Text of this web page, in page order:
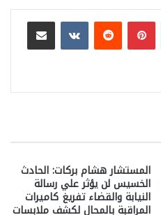
بينتيريست
مشاركة عبر البريد
المستشار هشام بركات: الحادث
الخسيس لن يؤثر علي رسالة
النيابة والقضاء تفريغ كاميرات
المراقبة بالمحال لكشف ملابسات